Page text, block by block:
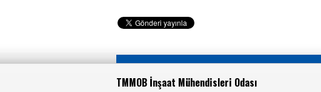
TMMOB İnşaat Mühendisleri Odası